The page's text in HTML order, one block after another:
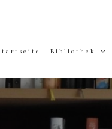
Bibliothek